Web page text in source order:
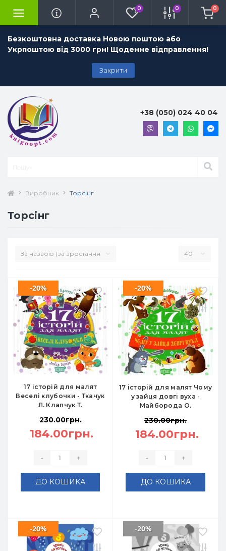
Безкоштовна доставка Новою поштою або
Укрпоштою від 3000 грн! Щоденне відправлення!
Закрити
0 0 0
+38 (050) 024 40 04
Виробник Торсінг
Торсінг
17 історій для малят
Веселі клубочки - Ткачук
Л. Клапчук Т.
-20%
230.00грн.
184.00грн.
- +
ДО КОШИКА
17 історій для малят Чому
у зайця довгі вуха -
Майборода О.
-20%
230.00грн.
184.00грн.
- +
ДО КОШИКА
-20% -20%